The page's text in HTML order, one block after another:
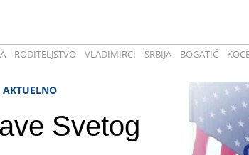
RODITELJSTVO VLADIMIRCI SRBIJA BOGATIĆ
AKTUELNO
Svetog